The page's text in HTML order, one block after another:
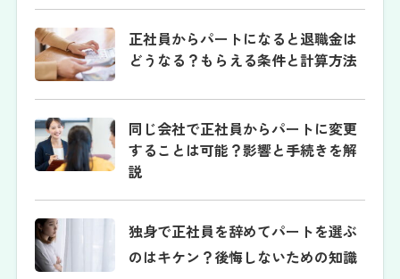
正社員からパートになると退職金は
どうなる？もらえる条件と計算方法
同じ会社で正社員からパートに変更
することは可能？影響と手続きを解
説
独身で正社員を辞めてパートを選ぶ
のはキケン？後悔しないための知識